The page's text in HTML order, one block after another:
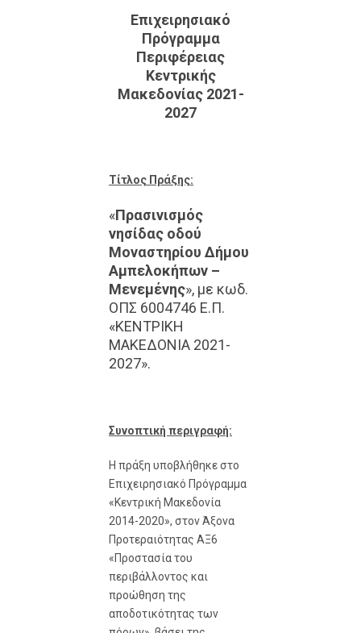
Επιχειρησιακό
Πρόγραμμα
Περιφέρειας
Κεντρικής
Μακεδονίας 2021-
2027
Τίτλος Πράξης:
«Πρασινισμός
νησίδας οδού
Μοναστηρίου Δήμου
Αμπελοκήπων –
Μενεμένης», με κωδ.
ΟΠΣ 6004746 Ε.Π.
«ΚΕΝΤΡΙΚΗ
ΜΑΚΕΔΟΝΙΑ 2021-
2027».
Συνοπτική περιγραφή:
Η πράξη υποβλήθηκε στο
Επιχειρησιακό Πρόγραμμα
«Κεντρική Μακεδονία
2014-2020», στον Άξονα
Προτεραιότητας ΑΞ6
«Προστασία του
περιβάλλοντος και
προώθηση της
αποδοτικότητας των